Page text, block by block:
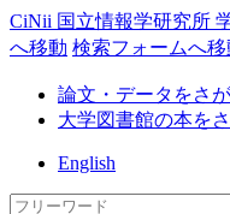
CiNii 国立情報学研究所
へ移動 検索フォームへ移
論文・データをさ
大学図書館の本を
English